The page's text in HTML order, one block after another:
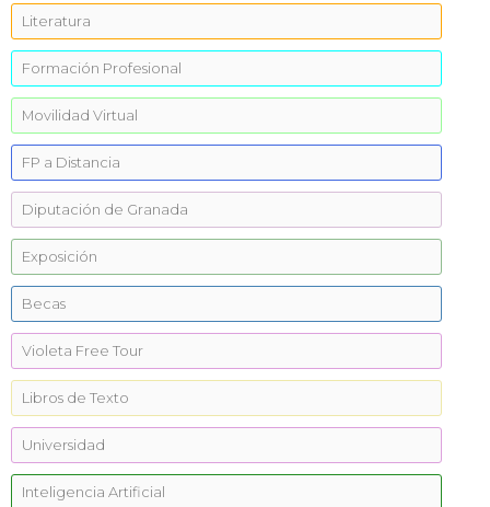
Literatura
Formación Profesional
Movilidad Virtual
FP a Distancia
Diputación de Granada
Exposición
Becas
Violeta Free Tour
Libros de Texto
Universidad
Inteligencia Artificial